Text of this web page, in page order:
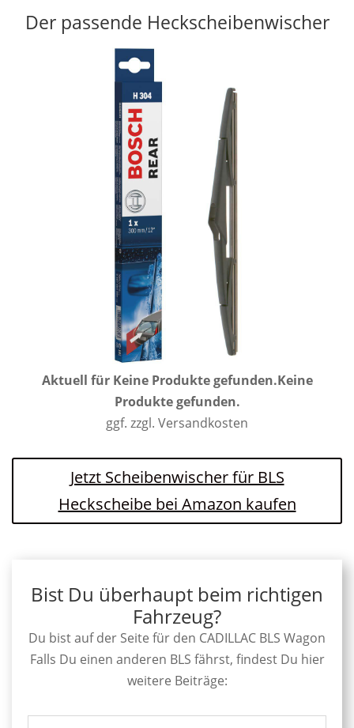
Der passende Heckscheibenwischer
Aktuell für Keine Produkte gefunden.Keine
Produkte gefunden.
ggf. zzgl. Versandkosten
Jetzt Scheibenwischer für BLS
Heckscheibe bei Amazon kaufen
Bist Du überhaupt beim richtigen
Fahrzeug?
Du bist auf der Seite für den CADILLAC BLS Wagon
Falls Du einen anderen BLS fährst, findest Du hier
weitere Beiträge: